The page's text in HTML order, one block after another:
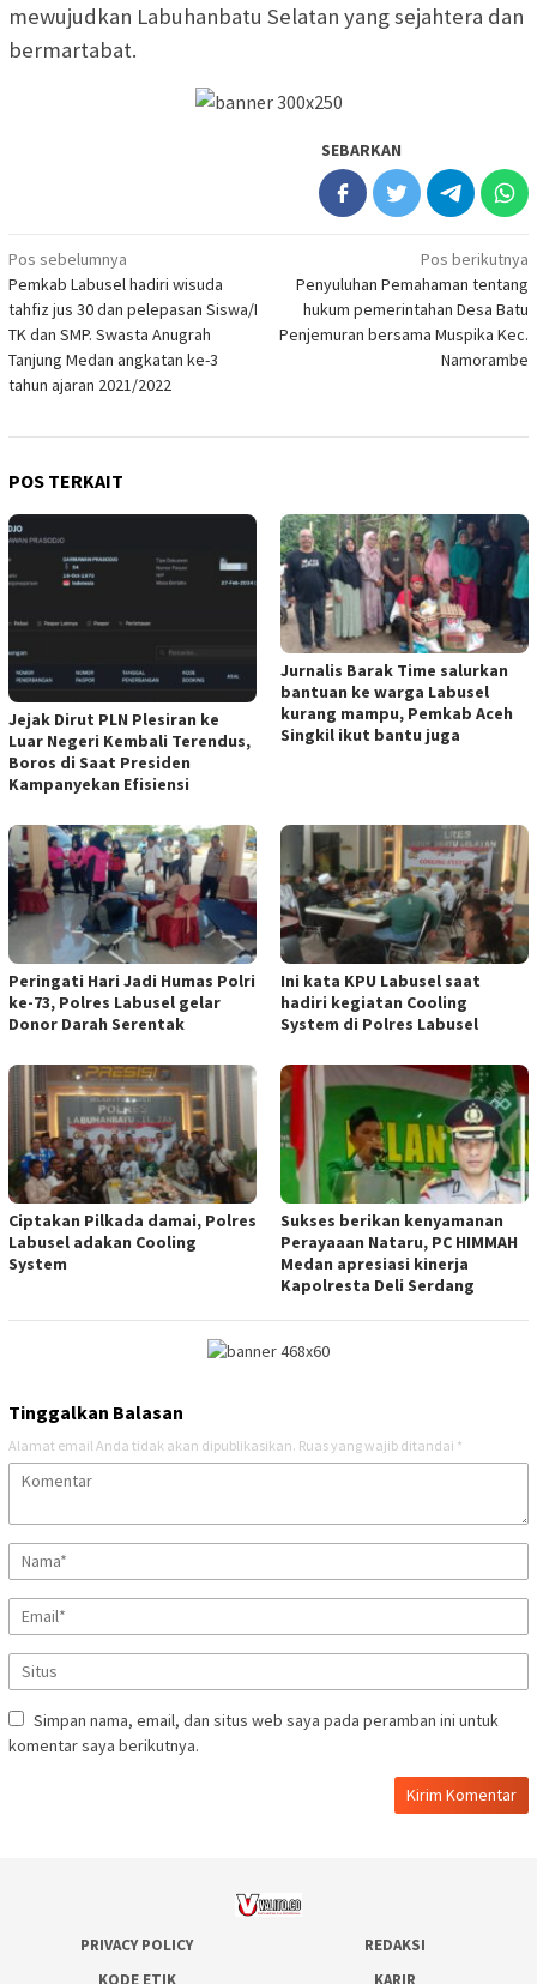
mewujudkan Labuhanbatu Selatan yang sejahtera dan
bermartabat.
SEBARKAN
Navigasi
pos
Pos sebelumnya
Pemkab Labusel hadiri wisuda
tahfiz jus 30 dan pelepasan Siswa/I
TK dan SMP. Swasta Anugrah
Tanjung Medan angkatan ke-3
tahun ajaran 2021/2022
Pos berikutnya
Penyuluhan Pemahaman tentang
hukum pemerintahan Desa Batu
Penjemuran bersama Muspika Kec.
Namorambe
POS TERKAIT
Jejak Dirut PLN Plesiran ke
Luar Negeri Kembali Terendus,
Boros di Saat Presiden
Kampanyekan Efisiensi
Jurnalis Barak Time salurkan
bantuan ke warga Labusel
kurang mampu, Pemkab Aceh
Singkil ikut bantu juga
Peringati Hari Jadi Humas Polri
ke-73, Polres Labusel gelar
Donor Darah Serentak
Ini kata KPU Labusel saat
hadiri kegiatan Cooling
System di Polres Labusel
Ciptakan Pilkada damai, Polres
Labusel adakan Cooling
System
Sukses berikan kenyamanan
Perayaaan Nataru, PC HIMMAH
Medan apresiasi kinerja
Kapolresta Deli Serdang
Tinggalkan Balasan
Alamat email Anda tidak akan dipublikasikan. Ruas yang wajib ditandai *
Simpan nama, email, dan situs web saya pada peramban ini untuk
komentar saya berikutnya.
PRIVACY POLICY
REDAKSI
KODE ETIK
KARIR